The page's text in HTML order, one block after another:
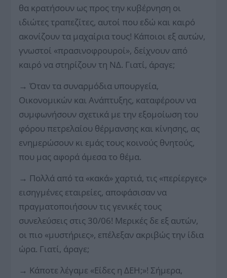
θα κρατήσουν ως προς την κυβέρνηση οι
ιδιώτες τραπεζίτες, αυτοί που εδώ και καιρό
ακονίζουν τα μαχαίρια τους! Κάποιοι εξ αυτών,
γνωστοί «πρασινοφρουροί», δείχνουν από
καιρό να στηρίζουν τη ΝΔ. Γιατί, άραγε;
→ Όταν τα συναρμόδια υπουργεία,
Οικονομικών και Ανάπτυξης, καταφέρουν να
συμφωνήσουν σχετικά με την εξομοίωση του
φόρου πετρελαίου θέρμανσης και κίνησης, ας
ενημερώσουν κι εμάς τους κοινούς θνητούς,
που μας αφορά άμεσα το θέμα.
→ Πολλά από τα «κακά» χαρτιά, τις «περίεργες»
εισηγμένες εταιρείες, αποφάσισαν να
πραγματοποιήσουν τις γενικές τους
συνελεύσεις στις 30/06! Μερικές δε εξ αυτών,
οι πιο «μυστήριες», επέλεξαν ακριβώς την ίδια
ώρα. Γιατί, άραγε;
→ Κάποτε λέγαμε «Είδες η ΔΕΗ;»! Σήμερα,